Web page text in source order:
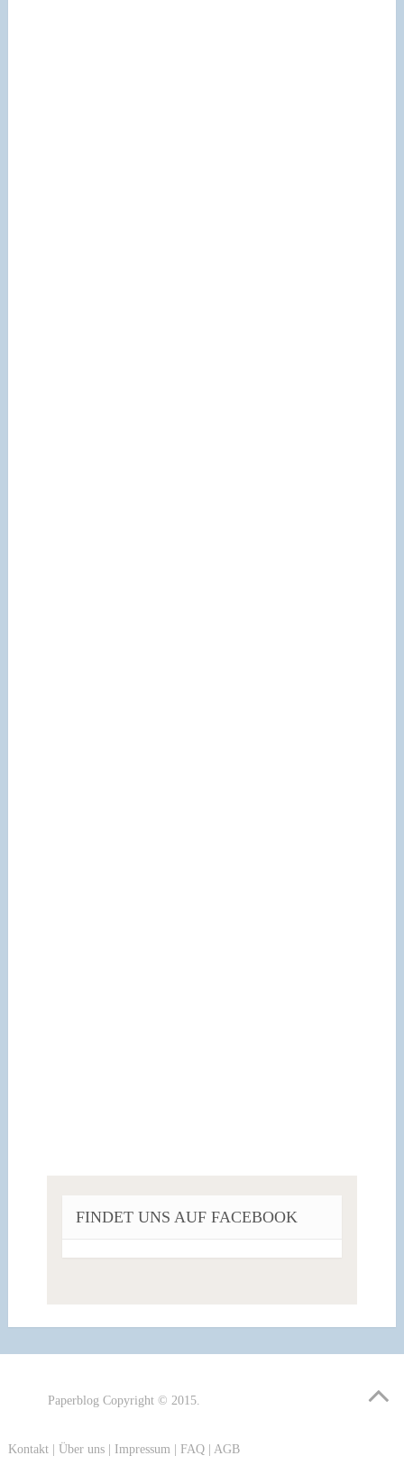
FINDET UNS AUF FACEBOOK
Paperblog Copyright © 2015.
Kontakt| Über uns| Impressum| FAQ| AGB